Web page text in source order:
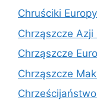
Chruściki Europy
Chrząszcze
Chrząszcze
Chrząszcze